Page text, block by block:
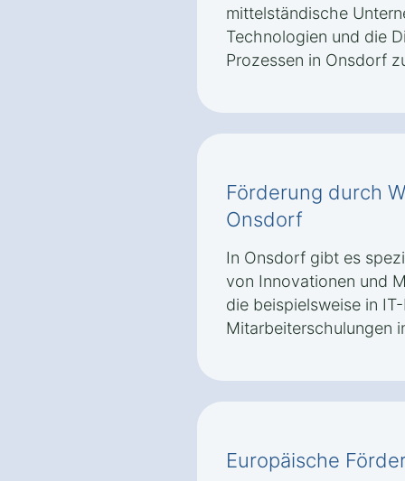
mittelständische
Technologien und die
Prozessen in Onsdorf
Förderung durch
Onsdorf
In Onsdorf gibt es
von Innovationen und
die beispielsweise in
Mitarbeiterschulungen
Europäische